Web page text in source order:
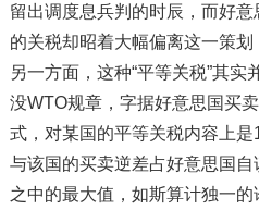
留出调度息兵判的时辰，而好
的关税却昭着大幅偏离这一策划
另一方面，这种“平等关税”其实
没WTO规章，字据好意思国买
式，对某国的平等关税内容上
与该国的买卖逆差占好意思国自
之中的最大值，如斯算计独一